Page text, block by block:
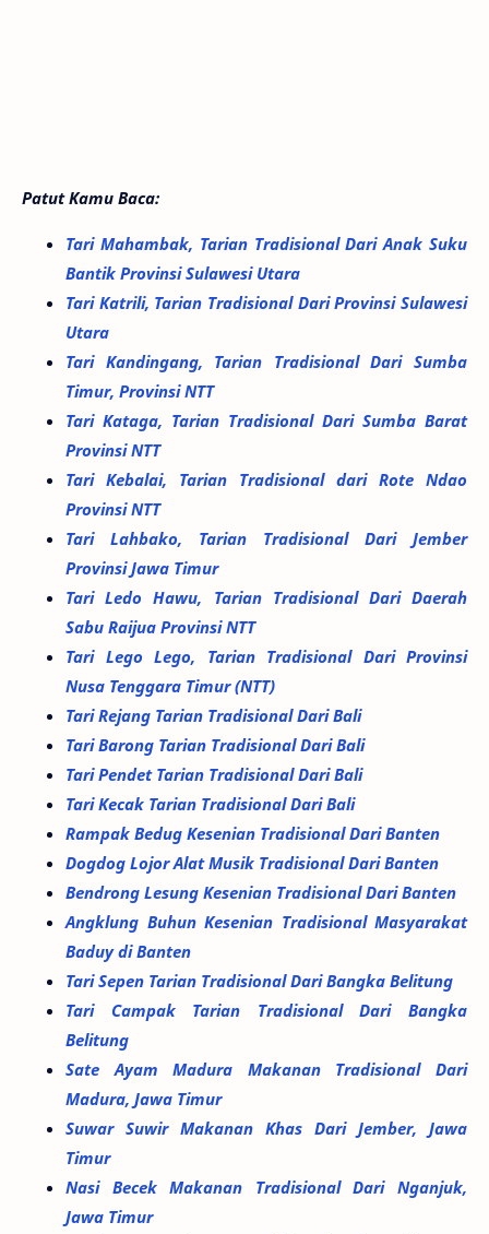
Patut Kamu Baca:
Tari Mahambak, Tarian Tradisional Dari Anak Suku
Bantik Provinsi Sulawesi Utara
Tari Katrili, Tarian Tradisional Dari Provinsi Sulawesi
Utara
Tari Kandingang, Tarian Tradisional Dari Sumba
Timur, Provinsi NTT
Tari Kataga, Tarian Tradisional Dari Sumba Barat
Provinsi NTT
Tari Kebalai, Tarian Tradisional dari Rote Ndao
Provinsi NTT
Tari Lahbako, Tarian Tradisional Dari Jember
Provinsi Jawa Timur
Tari Ledo Hawu, Tarian Tradisional Dari Daerah
Sabu Raijua Provinsi NTT
Tari Lego Lego, Tarian Tradisional Dari Provinsi
Nusa Tenggara Timur (NTT)
Tari Rejang Tarian Tradisional Dari Bali
Tari Barong Tarian Tradisional Dari Bali
Tari Pendet Tarian Tradisional Dari Bali
Tari Kecak Tarian Tradisional Dari Bali
Rampak Bedug Kesenian Tradisional Dari Banten
Dogdog Lojor Alat Musik Tradisional Dari Banten
Bendrong Lesung Kesenian Tradisional Dari Banten
Angklung Buhun Kesenian Tradisional Masyarakat
Baduy di Banten
Tari Sepen Tarian Tradisional Dari Bangka Belitung
Tari Campak Tarian Tradisional Dari Bangka
Belitung
Sate Ayam Madura Makanan Tradisional Dari
Madura, Jawa Timur
Suwar Suwir Makanan Khas Dari Jember, Jawa
Timur
Nasi Becek Makanan Tradisional Dari Nganjuk,
Jawa Timur